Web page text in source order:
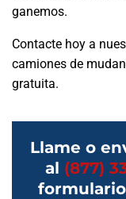
ganemos.
Contacte hoy a
camiones de
gratuita.
Llame o
al (877)